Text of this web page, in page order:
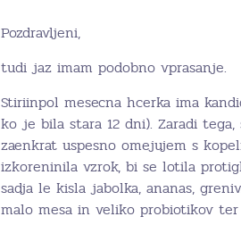
Pozdravljeni,
tudi jaz imam podobno vprasanje.
Stiriinpol mesecna hcerka ima
ko je bila stara 12 dni). Zaradi
zaenkrat uspesno omejujem s
izkoreninila vzrok, bi se lotila
sadja le kisla jabolka, ananas,
malo mesa in veliko probiotikov ter